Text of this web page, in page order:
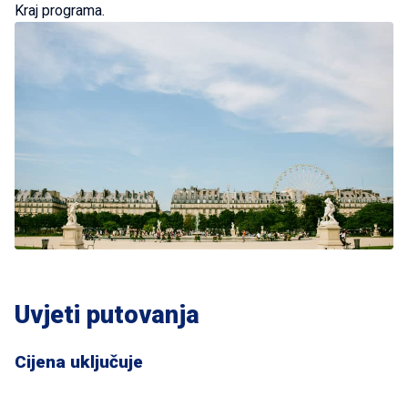
Kraj programa.
Uvjeti putovanja
Cijena uključuje